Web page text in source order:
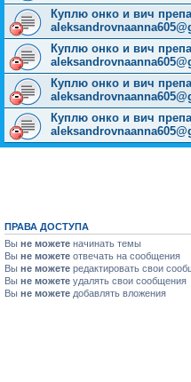
Куплю онко и вич
Куплю онко и вич
Куплю онко и вич
Куплю онко и вич
ПРАВА ДОСТУПА
Вы не можете начинать темы
Вы не можете отвечать на сообщения
Вы не можете редактировать свои
Вы не можете удалять свои сообщения
Вы не можете добавлять вложения